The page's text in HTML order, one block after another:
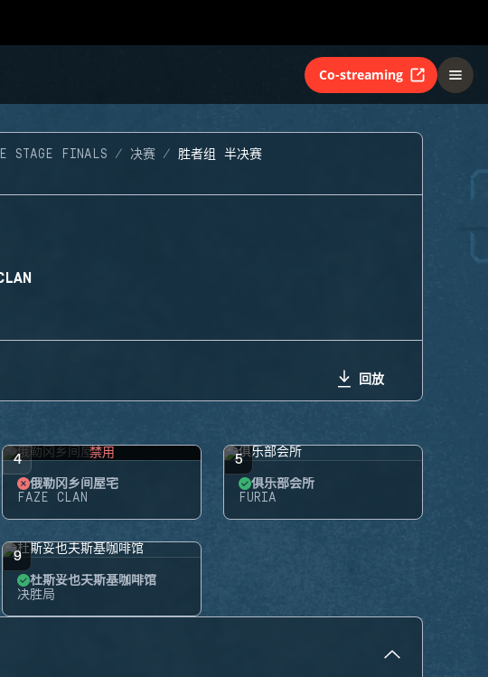
Co-streaming
STAGE FINALS 决赛 胜者组 半决赛
回放
4 禁用
俄勒冈乡间屋宅
FAZE CLAN
5
俱乐部会所
FURIA
9
杜斯妥也夫斯基咖啡馆
决胜局